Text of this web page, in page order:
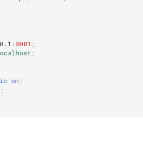
: 8081 ;
;
on ;
;